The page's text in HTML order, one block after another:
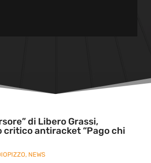
di Libero Grassi,
critico antiracket “Pago chi
, NEWS